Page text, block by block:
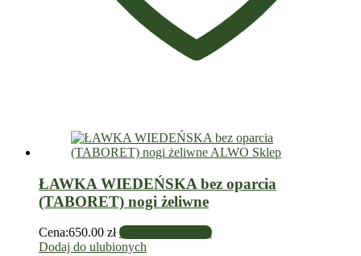
ŁAWKA WIEDEŃSKA bez oparcia
(TABORET) nogi żeliwne
Cena:650.00 zł Dodaj do koszyka
Dodaj do ulubionych